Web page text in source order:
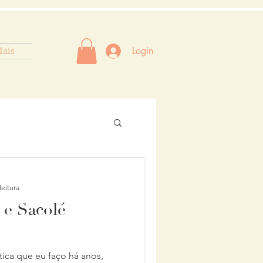
Login
Sacolé
que eu faço há anos,